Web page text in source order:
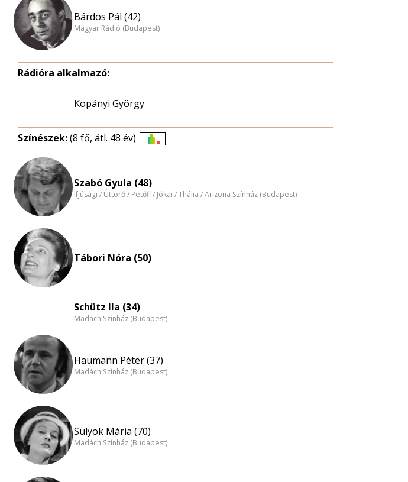
Bárdos Pál (42)
Magyar Rádió (Budapest)
Rádióra alkalmazó:
Kopányi György
Színészek:(8 fő, átl. 48 év)
nagyítása
Szabó Gyula (48)
Ifjúsági / Úttörő / Petőfi / Jókai / Thália / Arizona Színház (Budapest)
Tábori Nóra (50)
Schütz Ila (34)
Madách Színház (Budapest)
Haumann Péter (37)
Madách Színház (Budapest)
Sulyok Mária (70)
Madách Színház (Budapest)